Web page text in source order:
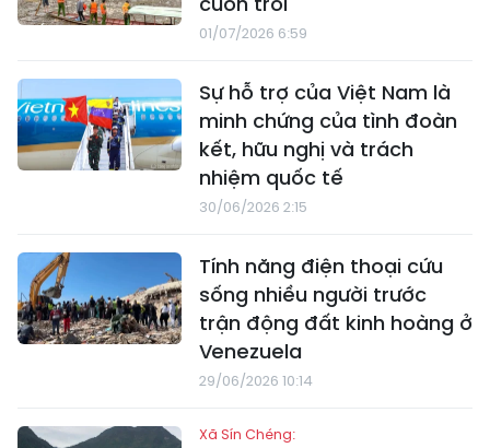
01/07/2026 6:59
Sự hỗ trợ của Việt Nam là
minh chứng của tình đoàn
kết, hữu nghị và trách
nhiệm quốc tế
30/06/2026 2:15
Tính năng điện thoại cứu
sống nhiều người trước
trận động đất kinh hoàng ở
Venezuela
29/06/2026 10:14
Xã Sín Chéng: